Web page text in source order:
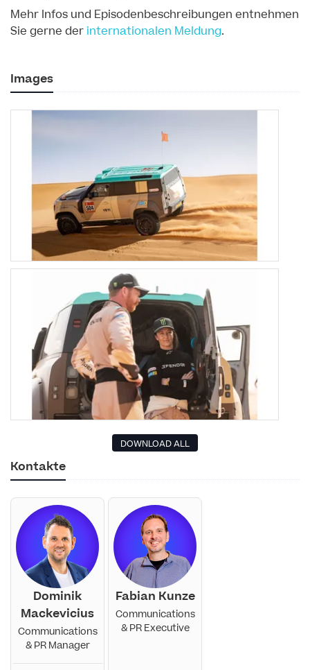
Mehr Infos und Episodenbeschreibungen entnehmen
Sie gerne der internationalen Meldung.
Images
DOWNLOAD ALL
Kontakte
Dominik
Mackevicius
Communications
& PR Manager
Fabian Kunze
Communications
& PR Executive